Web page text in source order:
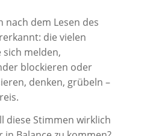
nach dem Lesen des
die vielen
sich melden,
blockieren oder
denken, grübeln –
diese Stimmen wirklich